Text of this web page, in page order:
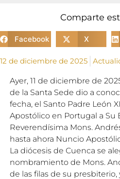
Comparte
Facebook X
12 de diciembre de 2025
Ayer, 11 de diciembre de
de la Santa Sede dio a
fecha, el Santo Padre León
Apostólico en Portugal a Su
Reverendísima Mons.
hasta ahora Nuncio
La diócesis de Cuenca se
nombramiento de Mons.
de las filas de su presbiterio,